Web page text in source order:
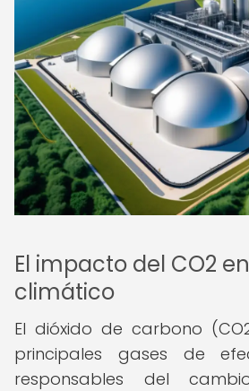
El impacto del CO2
climático
El dióxido de carbono
principales gases de
responsables del